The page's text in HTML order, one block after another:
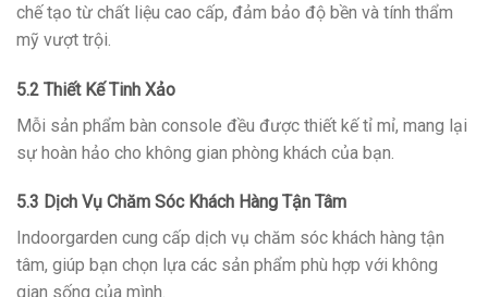
chế tạo từ chất liệu cao cấp, đảm bảo độ bền và tính thẩm
mỹ vượt trội.
5.2 Thiết Kế Tinh Xảo
Mỗi sản phẩm bàn console đều được thiết kế tỉ mỉ, mang lại
sự hoàn hảo cho không gian phòng khách của bạn.
5.3 Dịch Vụ Chăm Sóc Khách Hàng Tận Tâm
Indoorgarden cung cấp dịch vụ chăm sóc khách hàng tận
tâm, giúp bạn chọn lựa các sản phẩm phù hợp với không
gian sống của mình.